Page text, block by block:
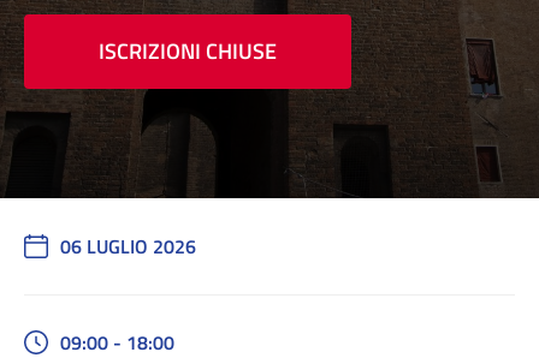
ISCRIZIONI CHIUSE
06 LUGLIO 2026
09:00 - 18:00